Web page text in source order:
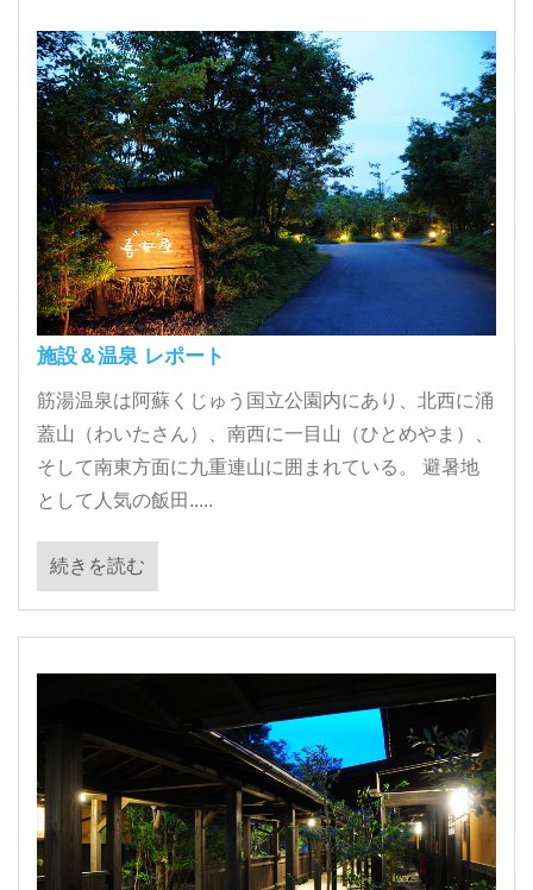
施設＆温泉 レポート
筋湯温泉は阿蘇くじゅう国立公園内にあり、北西に涌
蓋山（わいたさん）、南西に一目山（ひとめやま）、
そして南東方面に九重連山に囲まれている。 避暑地
として人気の飯田.....
続きを読む